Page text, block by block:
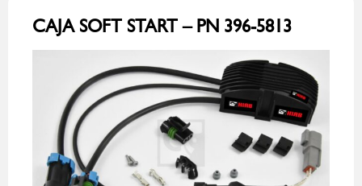
CAJA SOFT START – PN 396-5813